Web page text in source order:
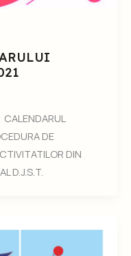
DE
DIN
D.J.S.T.